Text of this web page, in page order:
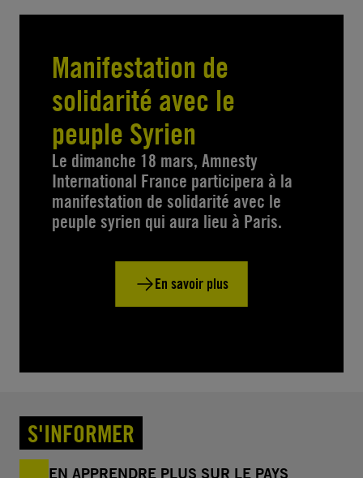
Manifestation de
solidarité avec le
peuple Syrien
Le dimanche 18 mars, Amnesty
International France participera à la
manifestation de solidarité avec le
peuple syrien qui aura lieu à Paris.
En savoir plus
S'INFORMER
EN APPRENDRE PLUS SUR LE PAYS